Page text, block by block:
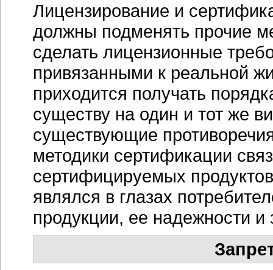
Лицензирование и
должны подменять прочие
сделать лицензионные
привязанными к реальной
приходится получать
существу на один и тот же
существующие
методики сертификации
сертифицируемых
являлся в глазах
продукции, ее надежности